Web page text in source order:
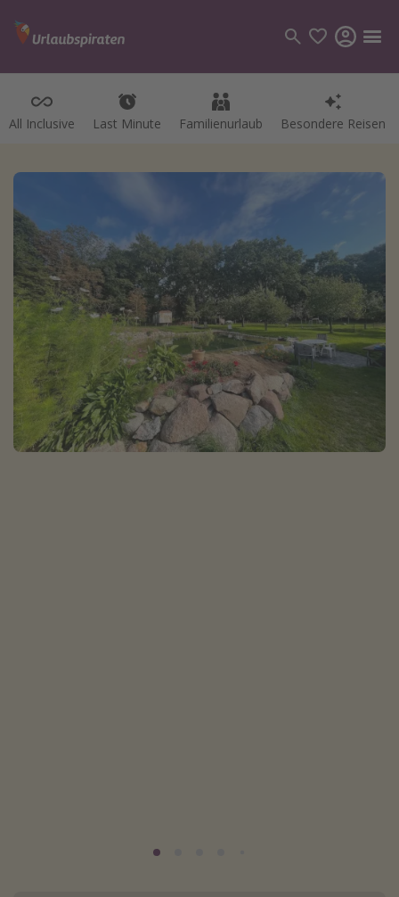
All Inclusive Last Minute Familienurlaub Besondere Reisen
Kategorien
Pauschalreisen
Kreuzfahrten
Reiseziele
Alle Reiseziele
Bodensee Urlaub
Gozo Urlaub
Normandie Urlaub
Goa Urlaub